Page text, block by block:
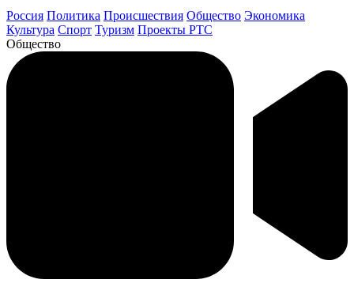
Россия Политика Происшествия Общество Экономика
Культура Спорт Туризм Проекты РТС
Общество